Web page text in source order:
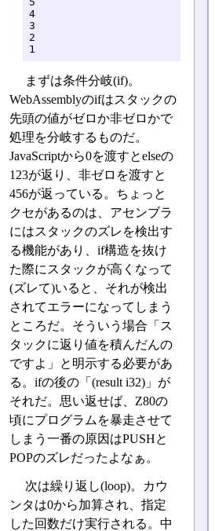
4
3
2
1
まずは条件分岐(if)。
WebAssemblyのifはスタックの
先頭の値がゼロか非ゼロかで
処理を分岐するものだ。
JavaScriptから0を渡すとelseの
123が返り、非ゼロを渡すと
456が返っている。ちょっと
クセがあるのは、アセンブラ
にはスタックのズレを検出す
る機能があり、if構造を抜け
た際にスタックが高くなって
(ズレて)いると、それが検出
されてエラーになってしまう
ところだ。そういう場合「ス
タックに返り値を積んだんの
ですよ」と明示する必要があ
る。ifの後の「(result i32)」が
それだ。思い返せば、Z80の
頃にプログラムを暴走させて
しまう一番の原因はPUSHと
POPのズレだったよなぁ。
次は繰り返し(loop)。カウ
ンタは0から加算され、指定
した回数だけ実行される。中